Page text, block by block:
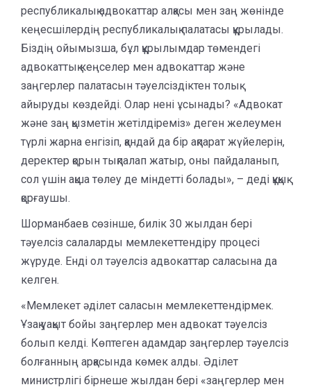
республикалық адвокаттар алқасы мен заң жөнінде
кеңесшілердің республикалық палатасы құрылады.
Біздің ойымызша, бұл құрылымдар төмендегі
адвокаттық кеңселер мен адвокаттар және
заңгерлер палатасын тәуелсіздіктен толық
айыруды көздейді. Олар нені ұсынады? «Адвокат
және заң қызметін жетілдіреміз» деген желеумен
түрлі жарна енгізіп, қандай да бір ақпарат жүйелерін,
деректер қорын тықпалап жатыр, оны пайдаланып,
сол үшін ақша төлеу де міндетті болады», – деді құқық
қорғаушы.
Шорманбаев сөзінше, билік 30 жылдан бері
тәуелсіз салаларды мемлекеттендіру процесі
жүруде. Енді ол тәуелсіз адвокаттар саласына да
келген.
«Мемлекет әділет саласын мемлекеттендірмек.
Ұзақ уақыт бойы заңгерлер мен адвокат тәуелсіз
болып келді. Көптеген адамдар заңгерлер тәуелсіз
болғанның арқасында көмек алды. Әділет
министрлігі бірнеше жылдан бері «заңгерлер мен